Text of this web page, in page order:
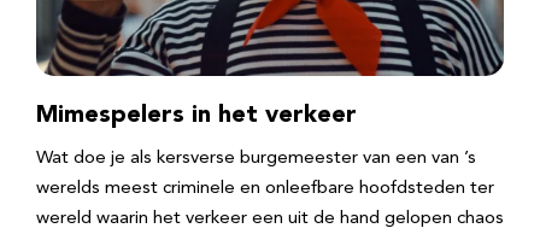
Mimespelers in het verkeer
Wat doe je als kersverse burgemeester van een van ’s
werelds meest criminele en onleefbare hoofdsteden ter
wereld waarin het verkeer een uit de hand gelopen chaos